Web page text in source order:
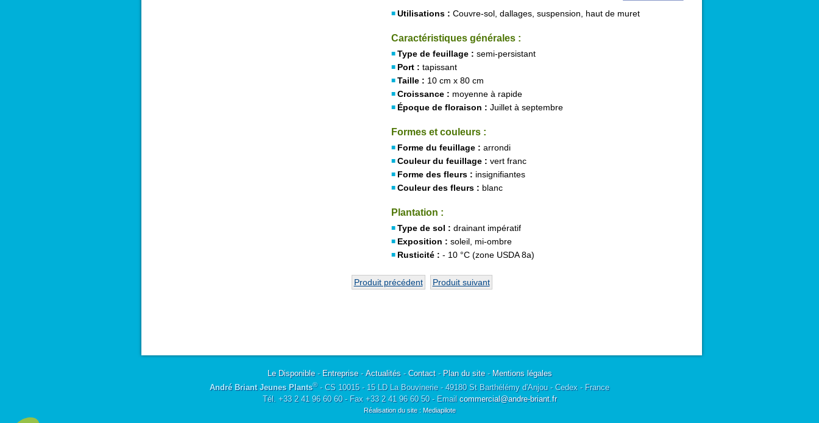
Utilisations : Couvre-sol, dallages, suspension, haut de muret
Caractéristiques générales :
Type de feuillage : semi-persistant
Port : tapissant
Taille : 10 cm x 80 cm
Croissance : moyenne à rapide
Époque de floraison : Juillet à septembre
Formes et couleurs :
Forme du feuillage : arrondi
Couleur du feuillage : vert franc
Forme des fleurs : insignifiantes
Couleur des fleurs : blanc
Plantation :
Type de sol : drainant impératif
Exposition : soleil, mi-ombre
Rusticité : - 10 °C (zone USDA 8a)
Produit précédent Produit suivant
Le Disponible- Entreprise- Actualités- Contact- Plan du site- Mentions légales
André Briant Jeunes Plants®- CS 10015 - 15 LD La Bouvinerie - 49180 St Barthélémy d'Anjou - Cedex - France
Tél. +33 2 41 96 60 60 - Fax +33 2 41 96 60 50 - Email commercial@andre-briant.fr
Réalisation du site : Mediapilote